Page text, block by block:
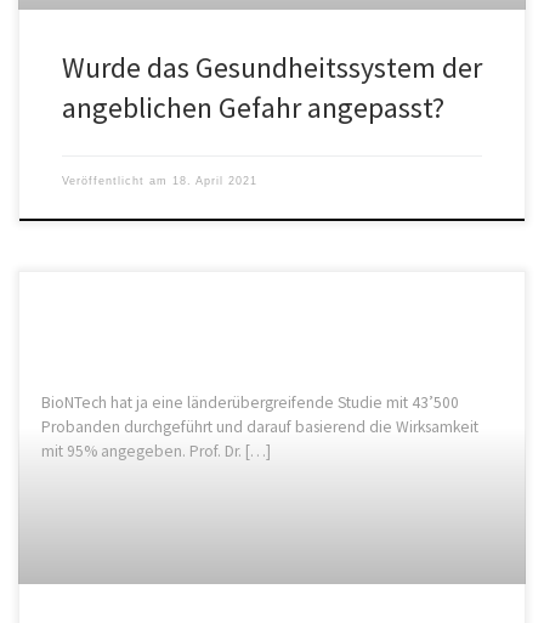
Wurde das Gesundheitssystem der
angeblichen Gefahr angepasst?
Veröffentlicht am 18. April 2021
BioNTech hat ja eine länderübergreifende Studie mit 43’500
Probanden durchgeführt und darauf basierend die Wirksamkeit
mit 95% angegeben. Prof. Dr. […]